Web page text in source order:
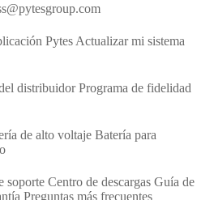
Pytes Actualizar mi sistema
distribuidor Programa de fidelidad
de alto voltaje Batería para
soporte Centro de descargas Guía de
Preguntas más frecuentes